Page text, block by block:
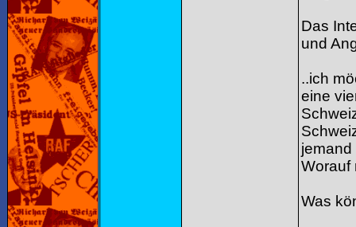
Das
und
..ich
eine
Worauf
Was